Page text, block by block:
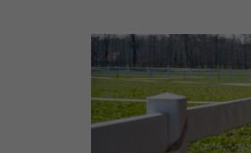
t
s
e